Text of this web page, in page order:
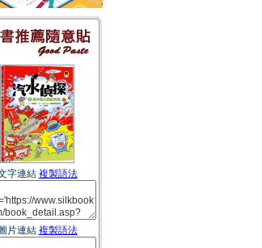
字連結 複製語法
圖片連結 複製語法